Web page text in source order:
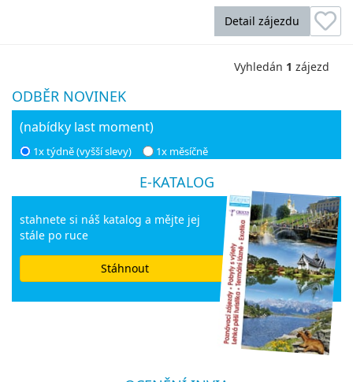
Detail zájezdu
Vyhledán 1 zájezd
ODBĚR NOVINEK
(nabídky last moment)
1x týdně (vyšší slevy) 1x měsíčně
E-KATALOG
stahnete si náš katalog a mějte jej
stále po ruce
Stáhnout